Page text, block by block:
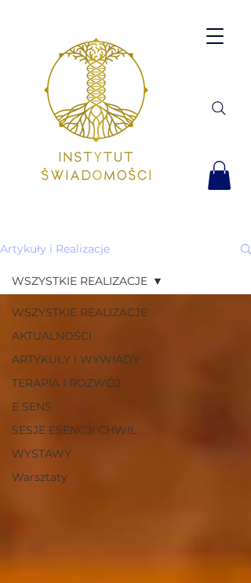
Artykuły i Realizacje
WSZYSTKIE REALIZACJE
AKTUALNOŚCI
ARTYKUŁY I WYWIADY
TERAPIA I ROZWÓJ
E SENS
SESJE ESENCJI CHWIL
WYSTAWY
Warsztaty
WSZYSTKIE REALIZACJE